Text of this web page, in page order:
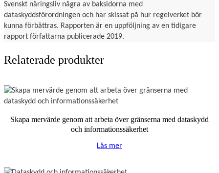
Svenskt näringsliv några av baksidorna med
dataskyddsförordningen och har skissat på hur regelverket bör
kunna förbättras. Rapporten är en uppföljning av en tidigare
rapport författarna publicerade 2019.
Relaterade produkter
Skapa mervärde genom att arbeta över gränserna med dataskydd
och informationssäkerhet
Läs mer